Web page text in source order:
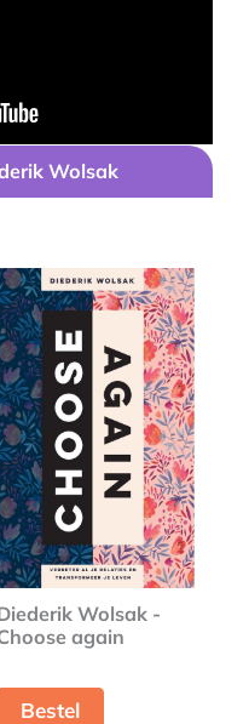
Wolsak
Wolsak -
again
Bestel